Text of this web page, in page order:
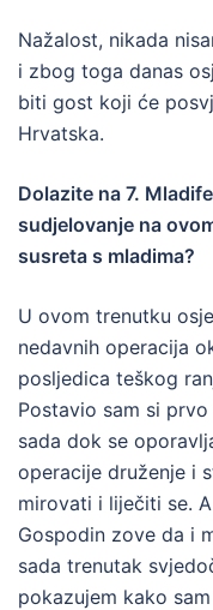
Nažalost, nikada
i zbog toga danas
biti gost koji će
Hrvatska.
Dolazite na 7.
sudjelovanje na
susreta s mladima?
U ovom trenutku
nedavnih operacija
posljedica teškog
Postavio sam si
sada dok se
operacije druženje i
mirovati i liječiti se.
Gospodin zove da i
sada trenutak
pokazujem kako